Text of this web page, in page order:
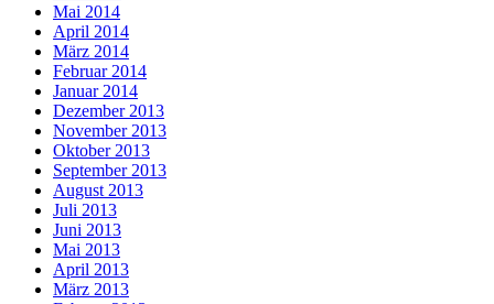
Mai 2014
April 2014
März 2014
Februar 2014
Januar 2014
Dezember 2013
November 2013
Oktober 2013
September 2013
August 2013
Juli 2013
Juni 2013
Mai 2013
April 2013
März 2013